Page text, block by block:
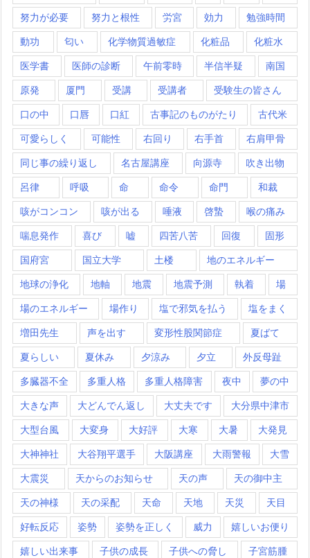
努力が必要 努力と根性 労宮 効力 勉強時間
動功 匂い 化学物質過敏症 化粧品 化粧水
医学書 医師の診断 午前零時 半信半疑 南国
原発 厦門 受講 受講者 受験生の皆さん
口の中 口唇 口紅 古事記のものがたり 古代米
可愛らしく 可能性 右回り 右手首 右肩甲骨
同じ事の繰り返し 名古屋講座 向源寺 吹き出物
呂律 呼吸 命 命令 命門 和裁
咳がコンコン 咳が出る 唾液 啓蟄 喉の痛み
喘息発作 喜び 嘘 四苦八苦 回復 固形
国府宮 国立大学 土楼 地のエネルギー
地球の浄化 地軸 地震 地震予測 執着 場
場のエネルギー 場作り 塩で邪気を払う 塩をまく
増田先生 声を出す 変形性股関節症 夏ばて
夏らしい 夏休み 夕涼み 夕立 外反母趾
多臓器不全 多重人格 多重人格障害 夜中 夢の中
大きな声 大どんでん返し 大丈夫です 大分県中津市
大型台風 大変身 大好評 大寒 大暑 大発見
大神神社 大谷翔平選手 大阪講座 大雨警報 大雪
大震災 天からのお知らせ 天の声 天の御中主
天の神様 天の采配 天命 天地 天災 天目
好転反応 姿勢 姿勢を正しく 威力 嬉しいお便り
嬉しい出来事 子供の成長 子供への脅し 子宮筋腫